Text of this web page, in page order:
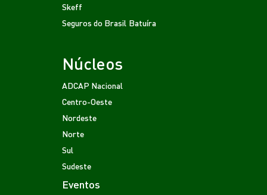
Skeff
Seguros do Brasil Batuíra
Núcleos
ADCAP Nacional
Centro-Oeste
Nordeste
Norte
Sul
Sudeste
Eventos